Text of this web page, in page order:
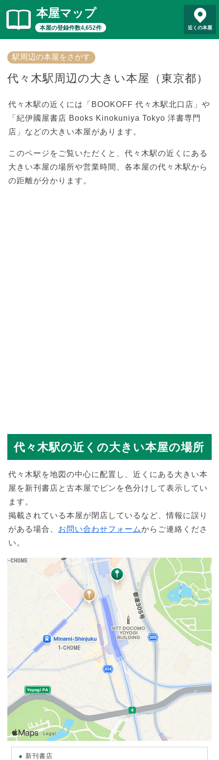
本屋マップ
本屋の登録件数4,652件 近くの本屋
駅周辺の本屋をさがす
代々木駅周辺の大きい本屋（東京都）
代々木駅の近くには「BOOKOFF 代々木駅北口店」や
「紀伊國屋書店 Books Kinokuniya Tokyo 洋書専門
店」などの大きい本屋があります。
このページをご覧いただくと、代々木駅の近くにある
大きい本屋の場所や営業時間、各本屋の代々木駅から
の距離が分かります。
代々木駅の近くの大きい本屋の場所
代々木駅を地図の中心に配置し、近くにある大きい本
屋を新刊書店と古本屋でピンを色分けして表示してい
ます。
掲載されている本屋が閉店しているなど、情報に誤り
がある場合、 お問い合わせフォームからご連絡くださ
い。
新刊書店